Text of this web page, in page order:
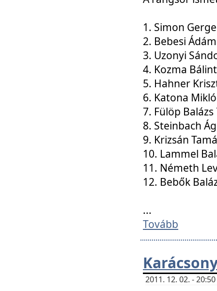
1. Simon
2. Bebesi
3. Uzonyi
4. Kozma
5. Hahner
6. Katona
7. Fülöp
8. Steinbach
9. Krizsán
10. Lammel
11. Németh
12. Bebők
...
Tovább
2011. 12. 02. -